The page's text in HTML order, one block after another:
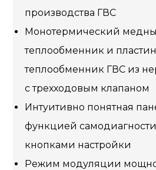
производства ГВС
Монотермический
теплообменник и
теплообменник ГВС из
с трехходовым клапаном
Интуитивно понятная
функцией
кнопками настройки
Режим модуляции